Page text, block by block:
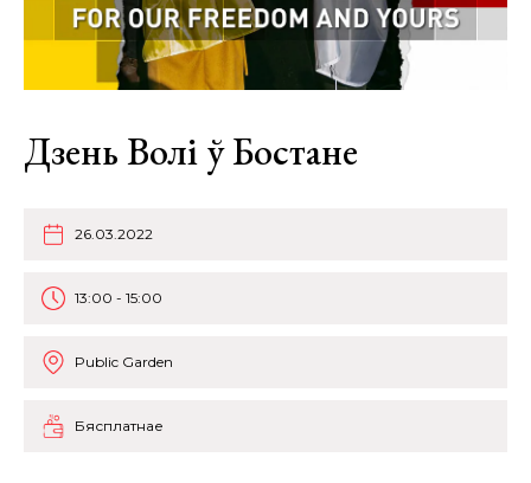
Дзень Волі ў Бостане
26.03.2022
13:00 - 15:00
Public Garden
Бясплатнае